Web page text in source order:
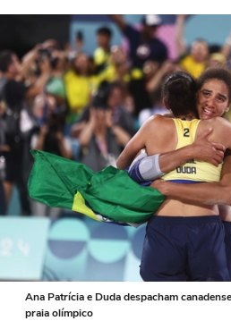
Ana Patrícia e Duda despacham
praia olímpico